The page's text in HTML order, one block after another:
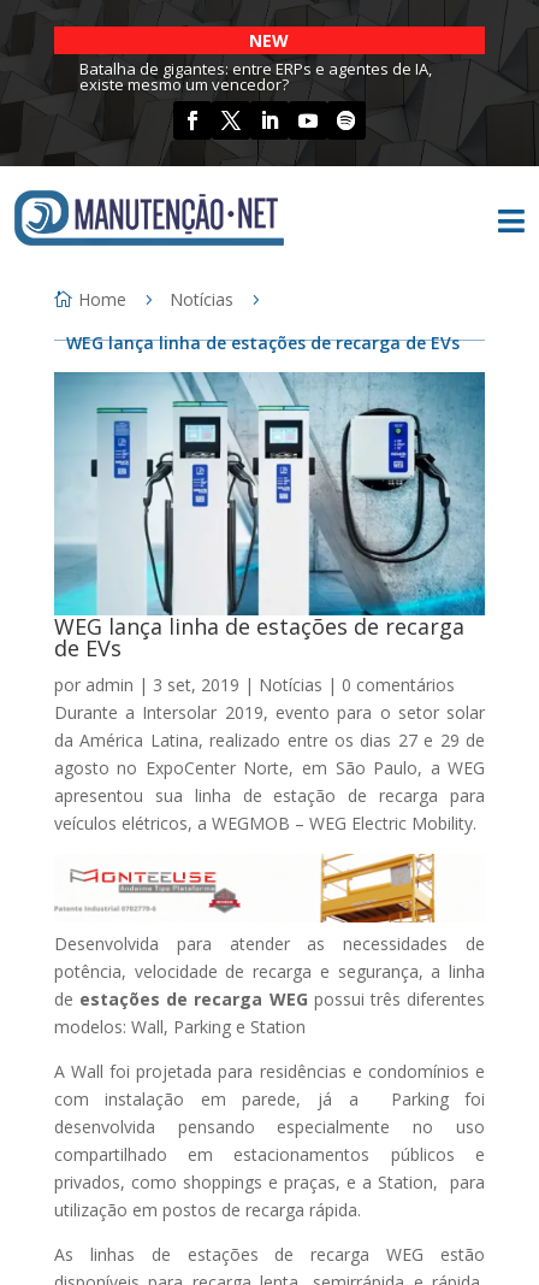
NEW
Batalha de gigantes: entre ERPs e agentes de IA,
existe mesmo um vencedor?

Home
Notícias
WEG lança linha de estações de recarga de EVs
WEG lança linha de estações de recarga
de EVs
por admin | 3 set, 2019 | Notícias | 0 comentários
Durante a Intersolar 2019, evento para o setor solar
da América Latina, realizado entre os dias 27 e 29 de
agosto no ExpoCenter Norte, em São Paulo, a WEG
apresentou sua linha de estação de recarga para
veículos elétricos, a WEGMOB – WEG Electric Mobility.
Desenvolvida para atender as necessidades de
potência, velocidade de recarga e segurança, a linha
de estações de recarga WEG possui três diferentes
modelos: Wall, Parking e Station
A Wall foi projetada para residências e condomínios e
com instalação em parede, já a Parking foi
desenvolvida pensando especialmente no uso
compartilhado em estacionamentos públicos e
privados, como shoppings e praças, e a Station, para
utilização em postos de recarga rápida.
As linhas de estações de recarga WEG estão